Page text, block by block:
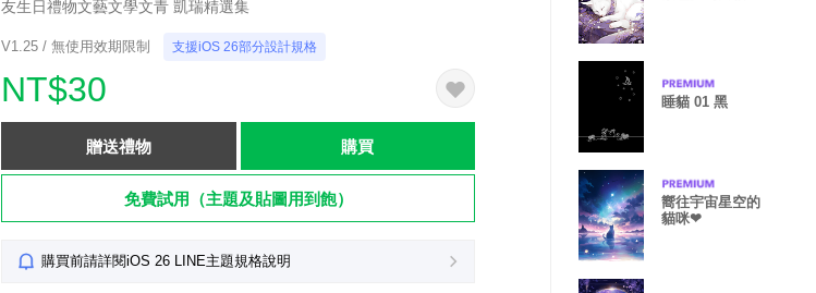
友生日禮物文藝文學文青 凱瑞精選集
V1.25 / 無使用效期限制 支援iOS 26部分設計規格
NT$30
贈送禮物 購買
免費試用（主題及貼圖用到飽）
購買前請詳閱iOS 26 LINE主題規格說明
睡貓 01 黑
嚮往宇宙星空的
貓咪❤